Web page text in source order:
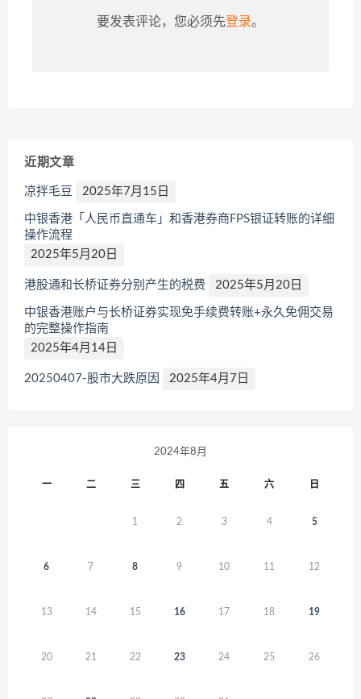
要发表评论，您必须先登录。
近期文章
凉拌毛豆 2025年7月15日
中银香港「人民币直通车」和香港券商FPS银证转账的详细
操作流程
2025年5月20日
港股通和长桥证券分别产生的税费 2025年5月20日
中银香港账户与长桥证券实现免手续费转账+永久免佣交易
的完整操作指南
2025年4月14日
20250407-股市大跌原因 2025年4月7日
2024年8月
一 二 三 四 五 六 日
1 2 3 4 5
6 7 8 9 10 11 12
13 14 15 16 17 18 19
20 21 22 23 24 25 26